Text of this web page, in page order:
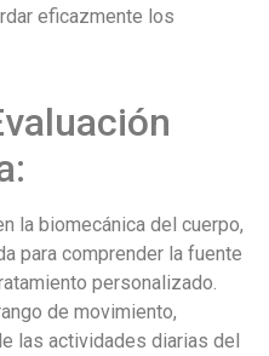
eficazmente los
la biomecánica del cuerpo,
para comprender la fuente
personalizado.
de movimiento,
las actividades diarias del